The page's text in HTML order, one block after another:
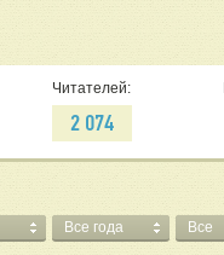
Читателей:
2 074
Все года Все